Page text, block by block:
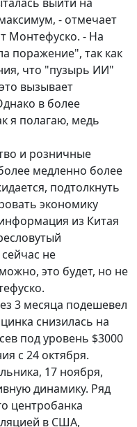
- отмечает
Монтефуско. - На
поражение", так как
что "пузырь ИИ"
вызывает
в более
я полагаю, медь
и розничные
медленно более
подтолкнуть
экономику
из Китая
не
это будет, но не
3 месяца подешевел
снизилась на
под уровень $3000
с 24 октября.
17 ноября,
динамику. Ряд
центробанка
в США,